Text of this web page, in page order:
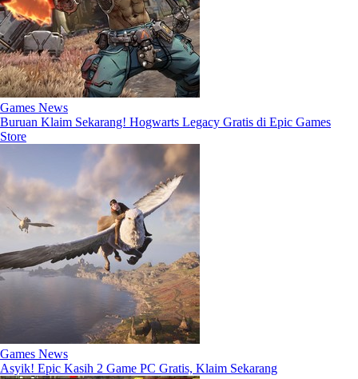
Games News
Buruan Klaim Sekarang! Hogwarts Legacy Gratis di Epic Games
Store
Games News
Asyik! Epic Kasih 2 Game PC Gratis, Klaim Sekarang